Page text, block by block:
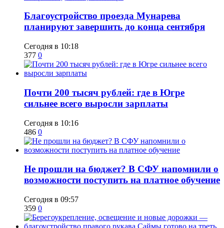
Благоустройство проезда Мунарева
планируют завершить до конца сентября
Сегодня в 10:18
377 0
​Почти 200 тысяч рублей: где в Югре
сильнее всего выросли зарплаты
Сегодня в 10:16
486 0
Не прошли на бюджет? В СФУ напомнили о
возможности поступить на платное обучение
Сегодня в 09:57
359 0